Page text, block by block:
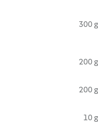
300 g
200 g
200 g
10 g